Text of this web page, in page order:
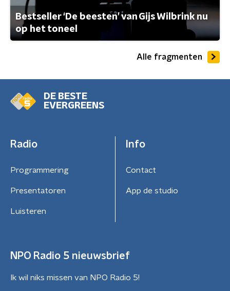
Bestseller ‘De beesten’ van Gijs Wilbrink nu
op het toneel
Alle fragmenten
DE BESTE
EVERGREENS
Radio
Programmering
Presentatoren
Luisteren
Info
Contact
App de studio
NPO Radio 5 nieuwsbrief
Ik wil niks missen van NPO Radio 5!